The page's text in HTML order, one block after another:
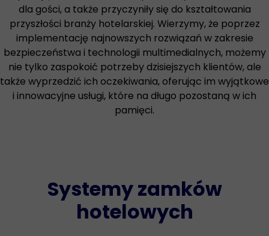
dla gości, a także przyczyniły się do kształtowania
przyszłości branży hotelarskiej. Wierzymy, że poprzez
implementację najnowszych rozwiązań w zakresie
bezpieczeństwa i technologii multimedialnych, możemy
nie tylko zaspokoić potrzeby dzisiejszych klientów, ale
także wyprzedzić ich oczekiwania, oferując im wyjątkowe
i innowacyjne usługi, które na długo pozostaną w ich
pamięci.
Systemy zamków
hotelowych